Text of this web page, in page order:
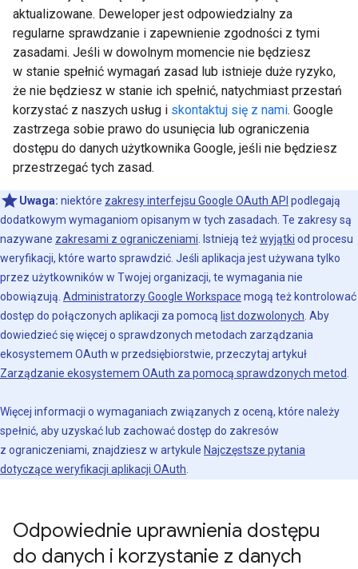
aktualizowane. Deweloper jest odpowiedzialny za
regularne sprawdzanie i zapewnienie zgodności z tymi
zasadami. Jeśli w dowolnym momencie nie będziesz
w stanie spełnić wymagań zasad lub istnieje duże ryzyko,
że nie będziesz w stanie ich spełnić, natychmiast przestań
korzystać z naszych usług i skontaktuj się z nami. Google
zastrzega sobie prawo do usunięcia lub ograniczenia
dostępu do danych użytkownika Google, jeśli nie będziesz
przestrzegać tych zasad.
Uwaga: niektóre zakresy interfejsu Google OAuth API podlegają
dodatkowym wymaganiom opisanym w tych zasadach. Te zakresy są
nazywane zakresami z ograniczeniami . Istnieją teżwyjątki od procesu
weryfikacji, które warto sprawdzić. Jeśli aplikacja jest używana tylko
przez użytkowników w Twojej organizacji, te wymagania nie
obowiązują. Administratorzy Google Workspace mogą też kontrolować
dostęp do połączonych aplikacji za pomocą list dozwolonych . Aby
dowiedzieć się więcej o sprawdzonych metodach zarządzania
ekosystemem OAuth w przedsiębiorstwie, przeczytaj artykuł
Zarządzanie ekosystemem OAuth za pomocą sprawdzonych metod
Więcej informacji o wymaganiach związanych z oceną, które należy
spełnić, aby uzyskać lub zachować dostęp do zakresów
z ograniczeniami, znajdziesz w artykule Najczęstsze pytania
dotyczące weryfikacji aplikacji OAuth
Odpowiednie uprawnienia dostępu
do danych i korzystanie z danych